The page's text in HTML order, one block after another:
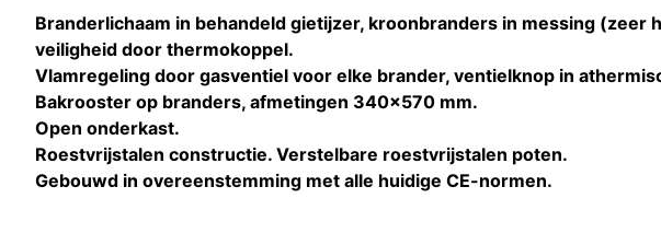
Branderlichaam in behandeld gietijzer, kroonbranders in messing (zeer
veiligheid door thermokoppel.
Vlamregeling door gasventiel voor elke brander, ventielknop in
Bakrooster op branders, afmetingen 340x570 mm.
Open onderkast.
Roestvrijstalen constructie. Verstelbare roestvrijstalen poten.
Gebouwd in overeenstemming met alle huidige CE-normen.